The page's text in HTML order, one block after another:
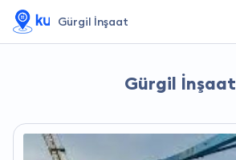
Gürgil İnşaat
Gürgil İnşaat